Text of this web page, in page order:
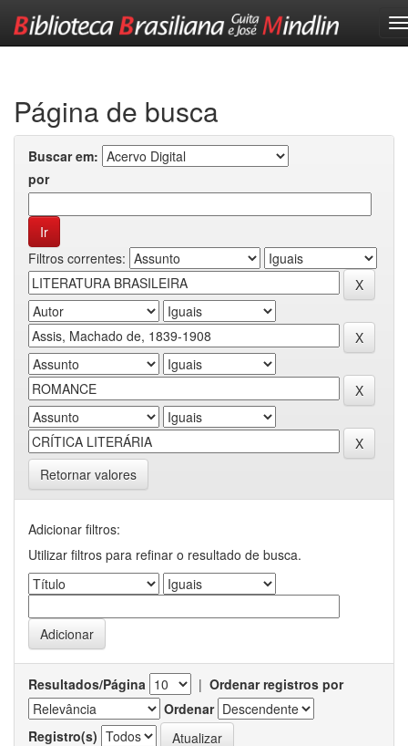
Página de busca
Buscar em:
por
Filtros correntes:
Retornar valores
Adicionar filtros:
Utilizar filtros para refinar o resultado de busca.
Resultados/Página | Ordenar registros por
Ordenar
Registro(s)